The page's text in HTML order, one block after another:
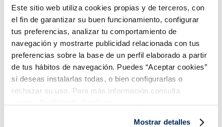
Este sitio web utiliza cookies propias y de terceros, con
el fin de garantizar su buen funcionamiento, configurar
tus preferencias, analizar tu comportamiento de
navegación y mostrarte publicidad relacionada con tus
preferencias sobre la base de un perfil elaborado a partir
de tus hábitos de navegación. Puedes “Aceptar cookies”
si deseas instalarlas todas, o bien configurarlas o
rechazar su uso. Para más información consulta
Mostrar detalles
Añadir Añadir
Combina-ho i fes un menú de 10!